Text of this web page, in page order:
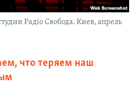
Радіо Свобода. Киев, апрель
что теряем наш